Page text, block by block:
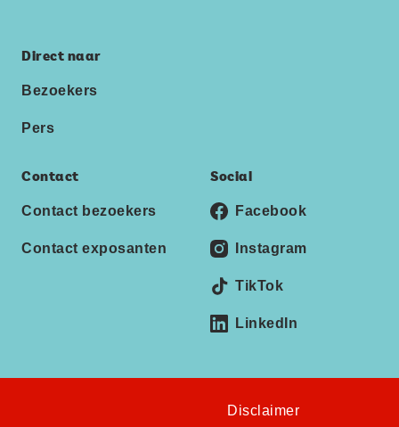
Direct naar
Bezoekers
Pers
Contact
Contact bezoekers
Contact exposanten
Social
Facebook
Instagram
TikTok
LinkedIn
Disclaimer